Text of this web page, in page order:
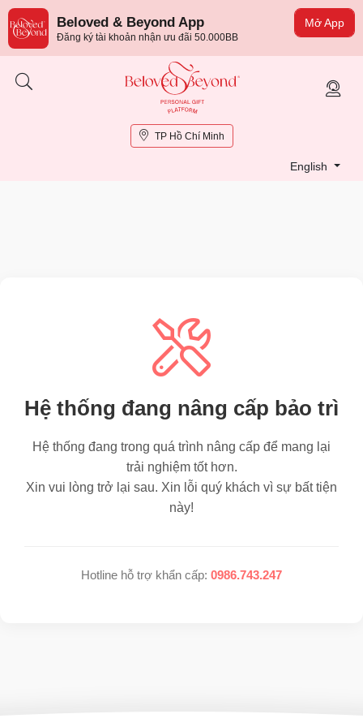
Mở App
Beloved & Beyond App
Đăng ký tài khoản nhận ưu đãi 50.000BB
TP Hồ Chí Minh
English
Hệ thống đang nâng cấp bảo trì
Hệ thống đang trong quá trình nâng cấp để mang lại
trải nghiệm tốt hơn.
Xin vui lòng trở lại sau. Xin lỗi quý khách vì sự bất tiện
này!
Hotline hỗ trợ khẩn cấp: 0986.743.247